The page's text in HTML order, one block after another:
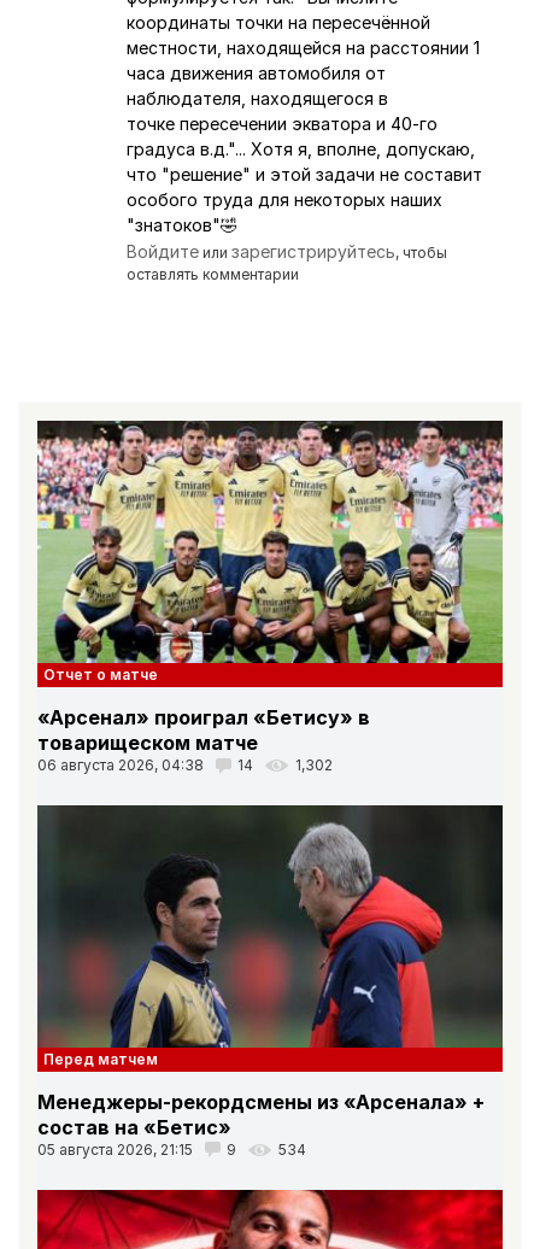
координаты точки на пересечённой
местности, находящейся на расстоянии 1
часа движения автомобиля от
наблюдателя, находящегося в
точке пересечении экватора и 40-го
градуса в.д."... Хотя я, вполне, допускаю,
что "решение" и этой задачи не составит
особого труда для некоторых наших
"знатоков"🤣
Войдите илизарегистрируйтесь, чтобы
оставлять комментарии
Отчет о матче
«Арсенал» проиграл «Бетису» в
товарищеском матче
06 августа 2026, 04:38 14 1,302
Перед матчем
Менеджеры-рекордсмены из «Арсенала» +
состав на «Бетис»
05 августа 2026, 21:15 9 534